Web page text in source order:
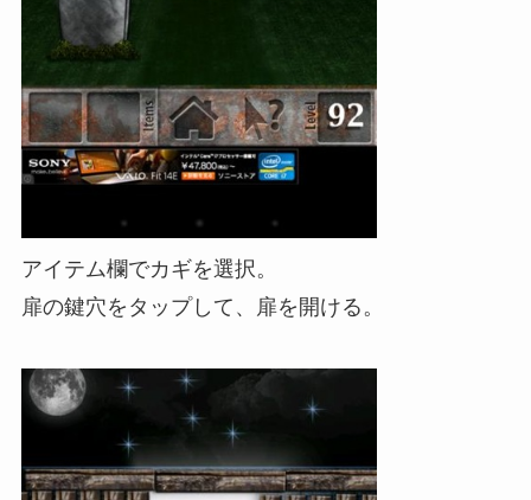
アイテム欄でカギを選択。
扉の鍵穴をタップして、扉を開ける。